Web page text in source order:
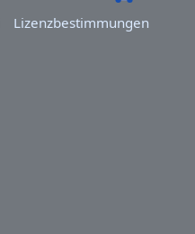
Lizenzbestimmungen